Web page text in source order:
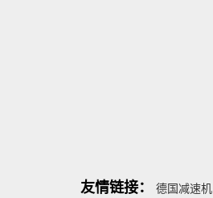
友情链接： 德国减速机